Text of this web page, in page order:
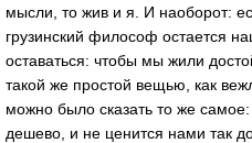
мысли, то жив и я. И наоборот:
грузинский философ остается
оставаться: чтобы мы жили
такой же простой вещью, как
можно было сказать то же
дешево, и не ценится нами так